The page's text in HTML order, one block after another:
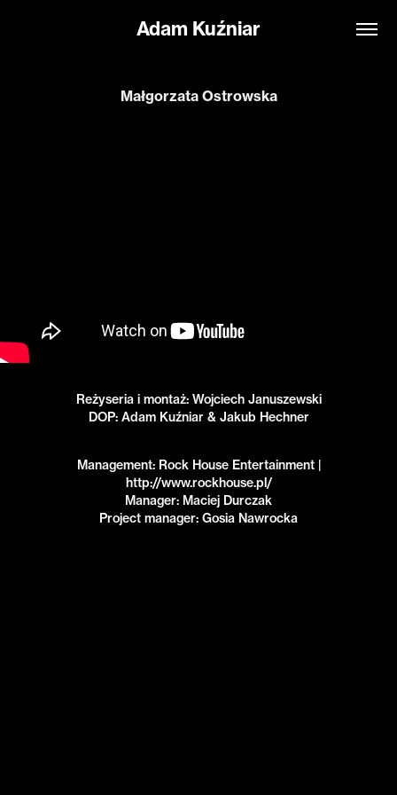
Adam Kuźniar
Małgorzata Ostrowska
Reżyseria i montaż: Wojciech Januszewski
DOP: Adam Kuźniar & Jakub Hechner
Management: Rock House Entertainment |
http://www.rockhouse.pl/
Manager: Maciej Durczak
Project manager: Gosia Nawrocka